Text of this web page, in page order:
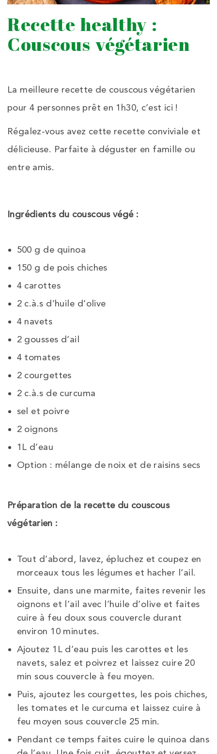
Recette healthy :
Couscous végétarien
La meilleure recette de couscous végétarien
pour 4 personnes prêt en 1h30, c’est ici !
Régalez-vous avez cette recette conviviale et
délicieuse. Parfaite à déguster en famille ou
entre amis.
Ingrédients du couscous végé :
500 g de quinoa
150 g de pois chiches
4 carottes
2 c.à.s d’huile d’olive
4 navets
2 gousses d’ail
4 tomates
2 courgettes
2 c.à.s de curcuma
sel et poivre
2 oignons
1L d’eau
Option : mélange de noix et de raisins secs
Préparation de la recette du couscous
végétarien :
Tout d’abord, lavez, épluchez et coupez en
morceaux tous les légumes et hacher l’ail.
Ensuite, dans une marmite, faites revenir les
oignons et l’ail avec l’huile d’olive et faites
cuire à feu doux sous couvercle durant
environ 10 minutes.
Ajoutez 1L d’eau puis les carottes et les
navets, salez et poivrez et laissez cuire 20
min sous couvercle à feu moyen.
Puis, ajoutez les courgettes, les pois chiches,
les tomates et le curcuma et laissez cuire à
feu moyen sous couvercle 25 min.
Pendant ce temps faites cuire le quinoa dans